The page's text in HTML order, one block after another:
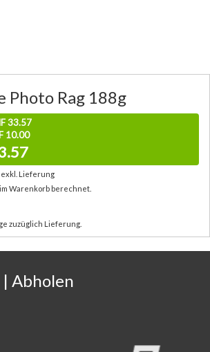
Photo Rag 188g
33.57
10.00
exkl. Lieferung
Warenkorb berechnet.
zuzüglich Lieferung.
Abholen